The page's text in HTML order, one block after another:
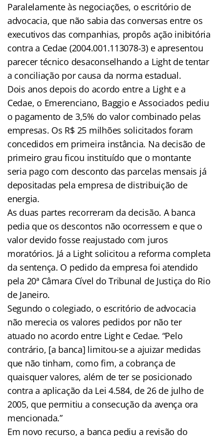
Paralelamente às negociações, o escritório de
advocacia, que não sabia das conversas entre os
executivos das companhias, propôs ação inibitória
contra a Cedae (2004.001.113078-3) e apresentou
parecer técnico desaconselhando a Light de tentar
a conciliação por causa da norma estadual.
Dois anos depois do acordo entre a Light e a
Cedae, o Emerenciano, Baggio e Associados pediu
o pagamento de 3,5% do valor combinado pelas
empresas. Os R$ 25 milhões solicitados foram
concedidos em primeira instância. Na decisão de
primeiro grau ficou instituído que o montante
seria pago com desconto das parcelas mensais já
depositadas pela empresa de distribuição de
energia.
As duas partes recorreram da decisão. A banca
pedia que os descontos não ocorressem e que o
valor devido fosse reajustado com juros
moratórios. Já a Light solicitou a reforma completa
da sentença. O pedido da empresa foi atendido
pela 20ª Câmara Cível do Tribunal de Justiça do Rio
de Janeiro.
Segundo o colegiado, o escritório de advocacia
não merecia os valores pedidos por não ter
atuado no acordo entre Light e Cedae. “Pelo
contrário, [a banca] limitou-se a ajuizar medidas
que não tinham, como fim, a cobrança de
quaisquer valores, além de ter se posicionado
contra a aplicação da Lei 4.584, de 26 de julho de
2005, que permitiu a consecução da avença ora
mencionada.”
Em novo recurso, a banca pediu a revisão do